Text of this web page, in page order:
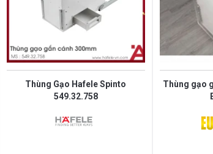
Thùng Gạo Hafele Spinto
549.32.758
Thùng gạo